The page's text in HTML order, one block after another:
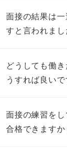
面接の結果は一
すと言われま
どうしても働
うすれば良いで
面接の練習をし
合格できますか